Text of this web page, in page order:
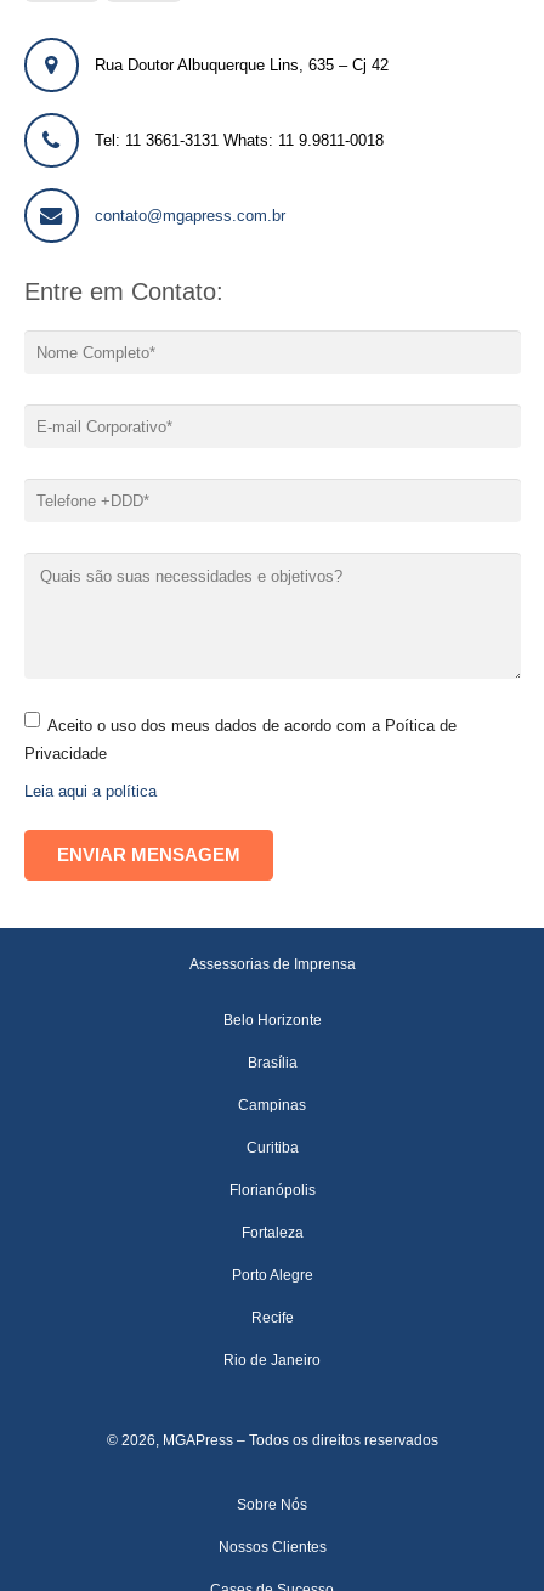
Rua Doutor Albuquerque Lins, 635 – Cj 42
Tel: 11 3661-3131 Whats: 11 9.9811-0018
contato@mgapress.com.br
Entre em Contato:
Aceito o uso dos meus dados de acordo com a Poítica de
Privacidade
Leia aqui a política
Assessorias de Imprensa
Belo Horizonte
Brasília
Campinas
Curitiba
Florianópolis
Fortaleza
Porto Alegre
Recife
Rio de Janeiro
© 2026, MGAPress – Todos os direitos reservados
Sobre Nós
Nossos Clientes